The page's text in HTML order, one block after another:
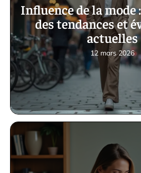
Influence de la mode
des tendances et
actuelles
12 mars 2026